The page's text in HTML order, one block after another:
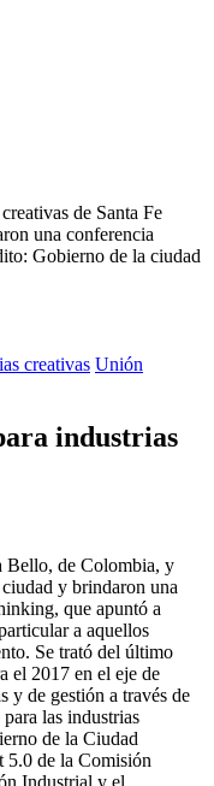
una conferencia
Gobierno de la ciudad
creativas Unión
industrias
Bello, de Colombia, y
y brindaron una
que apuntó a
a aquellos
Se trató del último
el 2017 en el eje de
y de gestión a través de
las industrias
de la Ciudad
5.0 de la Comisión
Industrial y el